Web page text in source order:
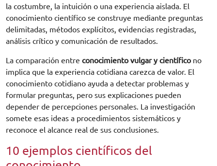
la costumbre, la intuición o una experiencia aislada. El
conocimiento científico se construye mediante preguntas
delimitadas, métodos explícitos, evidencias registradas,
análisis crítico y comunicación de resultados.
La comparación entre conocimiento vulgar y científicono
implica que la experiencia cotidiana carezca de valor. El
conocimiento cotidiano ayuda a detectar problemas y
formular preguntas, pero sus explicaciones pueden
depender de percepciones personales. La investigación
somete esas ideas a procedimientos sistemáticos y
reconoce el alcance real de sus conclusiones.
10 ejemplos científicos del